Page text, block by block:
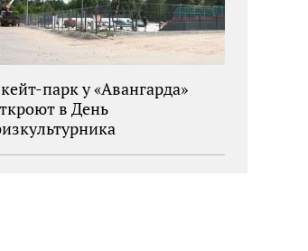
парк у «Авангарда»
в День